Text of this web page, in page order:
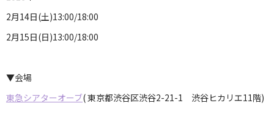
2月14日(土)13:00/18:00
2月15日(日)13:00/18:00
▼会場
東急シアターオーブ( 東京都渋谷区渋谷2-21-1 渋谷ヒカリエ11階)